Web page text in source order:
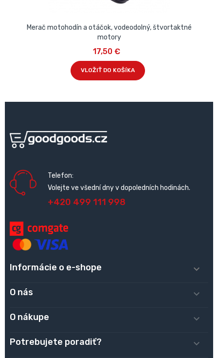
Merač motohodín a otáčok, vodeodolný, štvortaktné
motory
17,50 €
VLOŽIŤ DO KOŠÍKA
Telefon:
Volejte ve všední dny v dopoledních hodinách.
+420 499 111 998
Informácie o e-shope 
O nás 
O nákupe 
Potrebujete poradiť? 